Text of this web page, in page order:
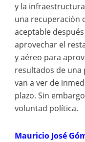
y la
una recuperación
aceptable
aprovechar el
y aéreo para
resultados de una
van a ver de
plazo. Sin
voluntad política.
Mauricio José